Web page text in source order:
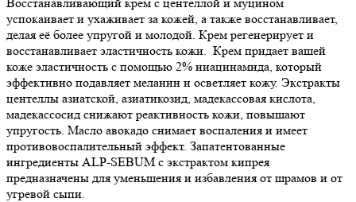
успокаивает и ухаживает за кожей, а также восстанавливает,
делая её более упругой и молодой. Крем регенерирует и
восстанавливает эластичность кожи. Крем придает вашей
коже эластичность с помощью 2% ниацинамида, который
эффективно подавляет меланин и осветляет кожу. Экстракты
центеллы азиатской, азиатикозид, мадекассовая кислота,
мадекассосид снижают реактивность кожи, повышают
упругость. Масло авокадо снимает воспаления и имеет
противовоспалительный эффект. Запатентованные
ингредиенты ALP-SEBUM с экстрактом кипрея
предназначены для уменьшения и избавления от шрамов и от
угревой сыпи.